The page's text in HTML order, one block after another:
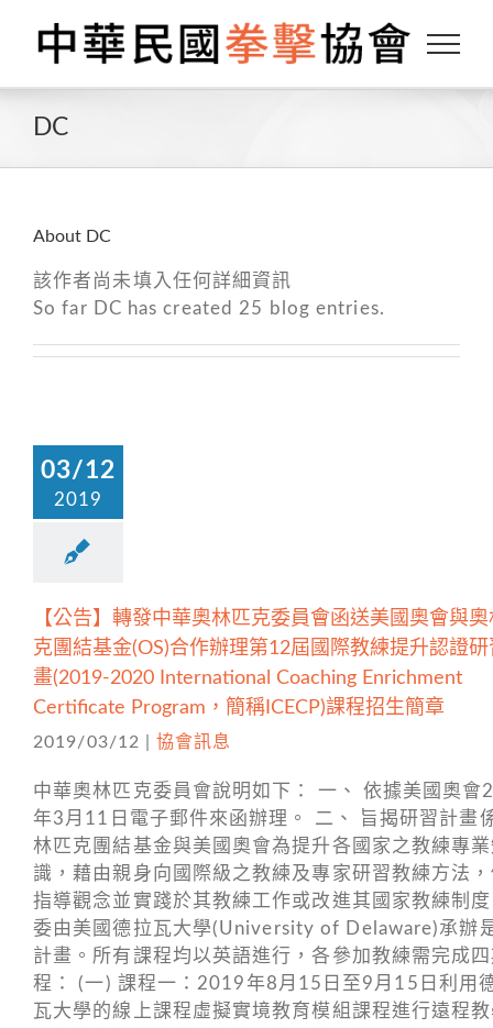
content
DC
About DC
該作者尚未填入任何詳細資訊
So far DC has created 25 blog entries.
03/12
2019
【公告】轉發中華奧林匹克委員會函送美國奧會與
克團結基金(OS)合作辦理第12屆國際教練提升認證研
畫(2019-2020 International Coaching Enrichment
Certificate Program，簡稱ICECP)課程招生簡章
2019/03/12 協會訊息
中華奧林匹克委員會說明如下： 一、 依據美國奧會
年3月11日電子郵件來函辦理。 二、 旨揭研習計畫
林匹克團結基金與美國奧會為提升各國家之教練專
識，藉由親身向國際級之教練及專家研習教練方法
指導觀念並實踐於其教練工作或改進其國家教練制
委由美國德拉瓦大學(University of Delaware)承辦
計畫。所有課程均以英語進行，各參加教練需完成
程： (一) 課程一：2019年8月15日至9月15日利用
瓦大學的線上課程虛擬實境教育模組課程進行遠程